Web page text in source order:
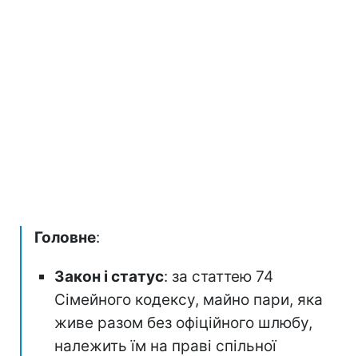
Головне:
Закон і статус: за статтею 74
Сімейного кодексу, майно пари, яка
живе разом без офіційного шлюбу,
належить їм на праві спільної